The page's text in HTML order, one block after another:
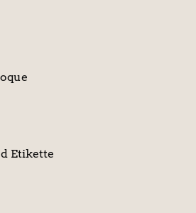
Etikette